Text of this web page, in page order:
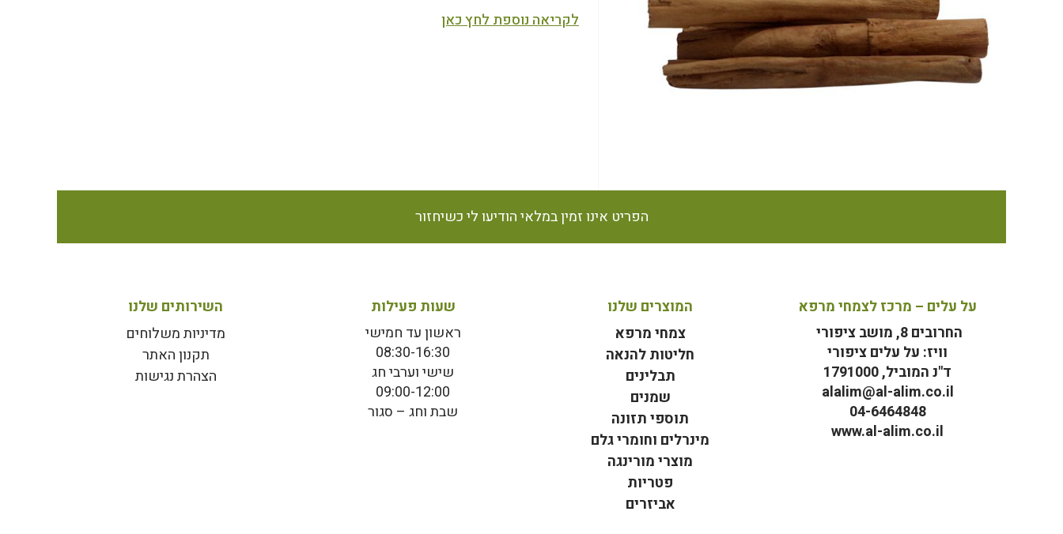
לקריאה נוספת לחץ כאן
הפריט אינו זמין במלאי הודיעו לי כשיחזור
על עלים – מרכז לצמחי מרפא
החרובים 8, מושב ציפורי
וויז: על עלים ציפורי
ד"נ המוביל, 1791000
alalim@al-alim.co.il
04-6464848
www.al-alim.co.il
המוצרים שלנו
צמחי מרפא
חליטות להנאה
תבלינים
שמנים
תוספי תזונה
מינרלים וחומרי גלם
מוצרי מורינגה
פטריות
אביזרים
שעות פעילות
ראשון עד חמישי
08:30-16:30
שישי וערבי חג
09:00-12:00
שבת וחג – סגור
השירותים שלנו
מדיניות משלוחים
תקנון האתר
הצהרת נגישות